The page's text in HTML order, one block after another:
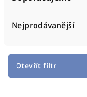
r
Nejprodávanější
Otevřít filtr